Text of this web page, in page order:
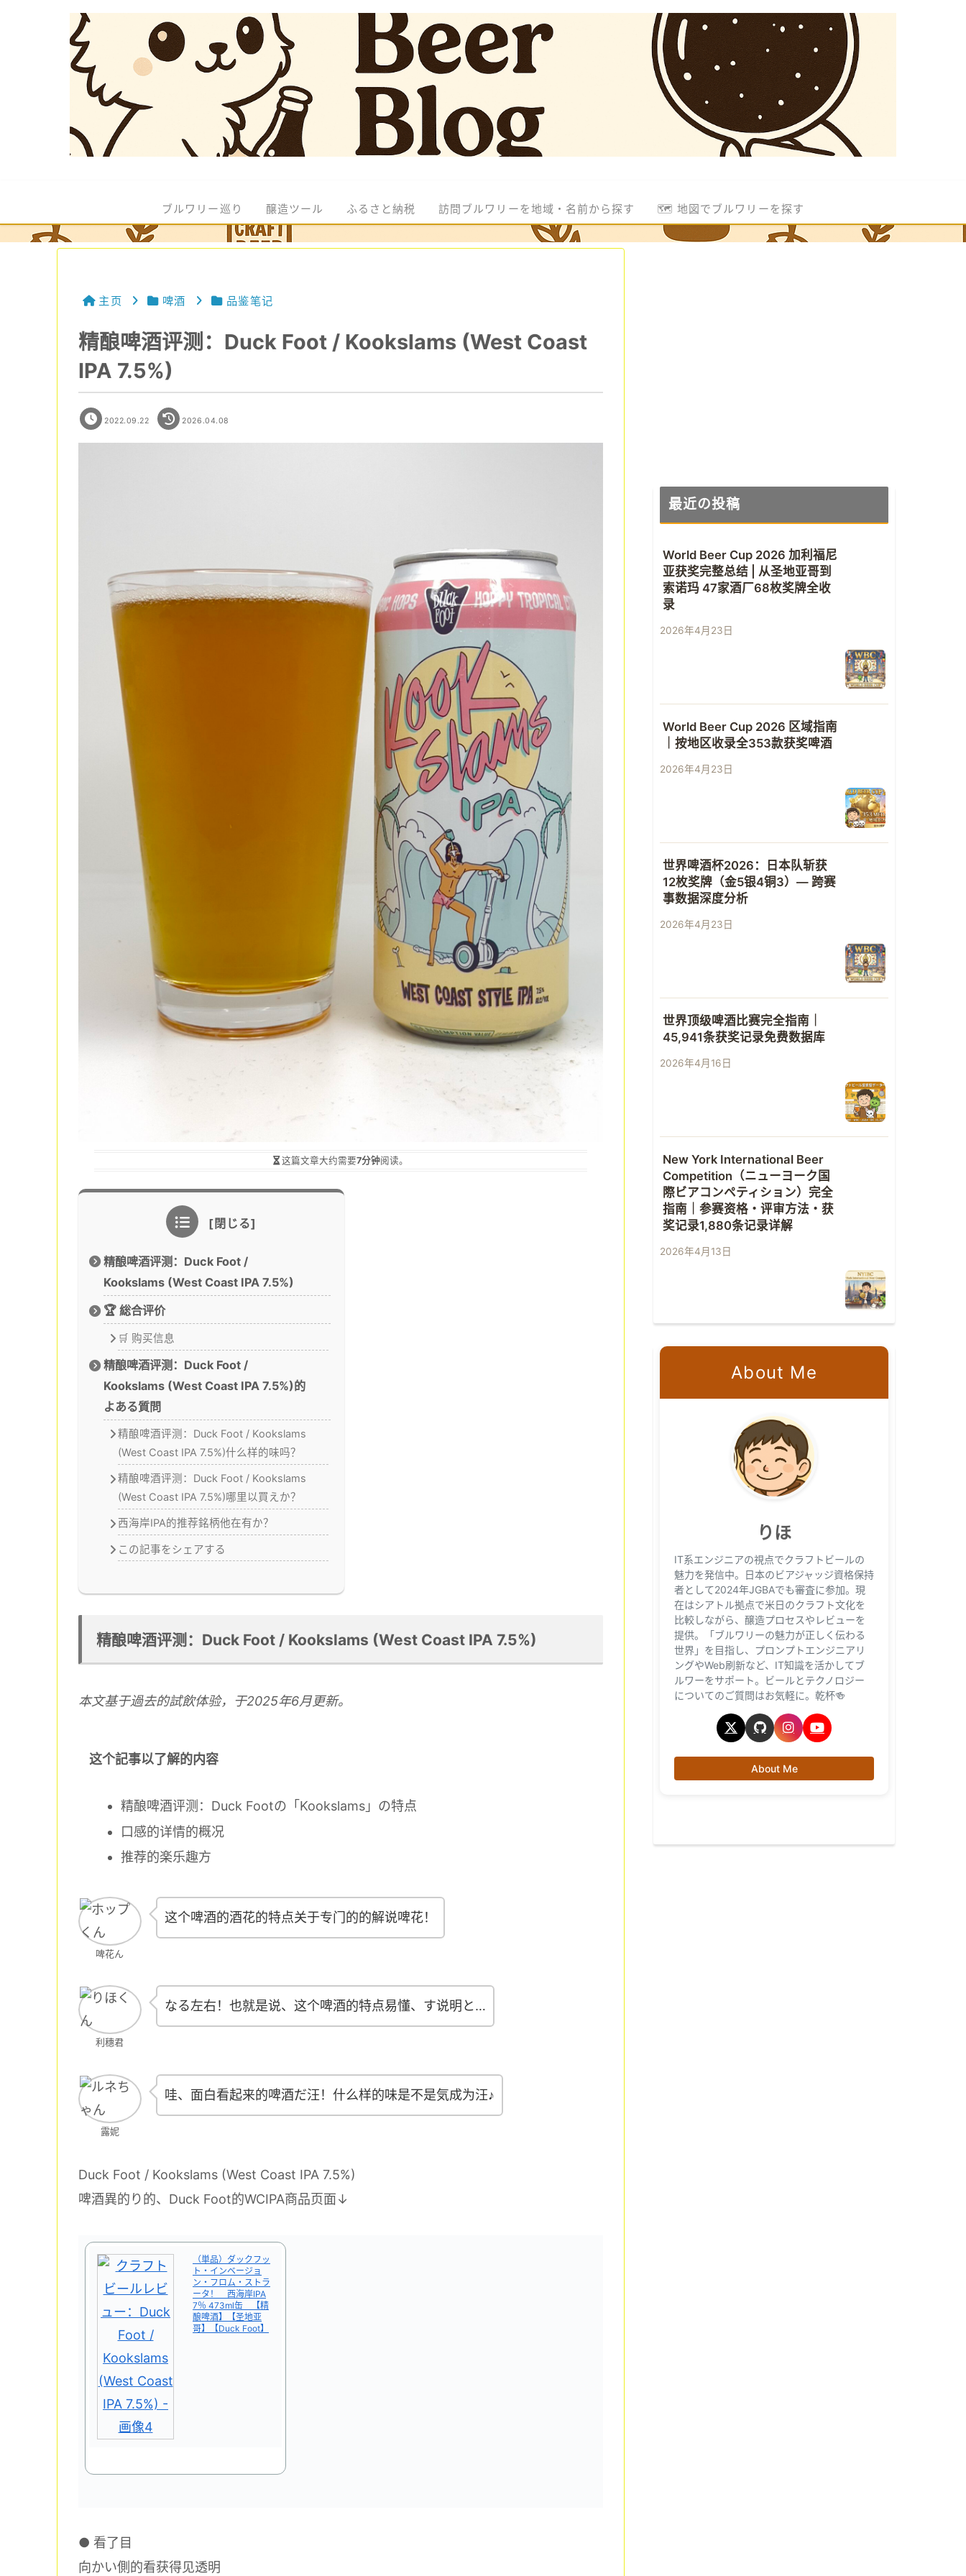
ブルワリー巡り 醸造ツール ふるさと納税 訪問ブルワリーを地域・名前から探す 🗺️ 地図でブルワリーを探す
主页 啤酒 品鉴笔记
精酿啤酒评测：Duck Foot / Kookslams (West Coast
IPA 7.5%)
2022.09.22 2026.04.08
这篇文章大约需要7分钟阅读。
精酿啤酒评测：Duck Foot /
Kookslams (West Coast IPA 7.5%)
🏆 総合评价
🛒 购买信息
精酿啤酒评测：Duck Foot /
Kookslams (West Coast IPA 7.5%)的
よある質問
精酿啤酒评测：Duck Foot / Kookslams
(West Coast IPA 7.5%)什么样的味吗？
精酿啤酒评测：Duck Foot / Kookslams
(West Coast IPA 7.5%)哪里以買えか？
西海岸IPA的推荐銘柄他在有か？
この記事をシェアする
精酿啤酒评测：Duck Foot / Kookslams (West Coast IPA 7.5%)
本文基于過去的試飲体验，于2025年6月更新。
这个記事以了解的内容
精酿啤酒评测：Duck Footの「Kookslams」の特点
口感的详情的概况
推荐的楽乐趣方
啤花ん
这个啤酒的酒花的特点关于专门的的解说啤花！
利穗君
なる左右！也就是说、这个啤酒的特点易懂、す说明と…
露妮
哇、面白看起来的啤酒だ汪！什么样的味是不是気成为汪♪
Duck Foot / Kookslams (West Coast IPA 7.5%)
啤酒異的り的、Duck Foot的WCIPA商品页面↓
（単品）ダックフッ
ト・インベージョ
ン・フロム・ストラ
ータ！ 西海岸IPA
7％ 473ml缶 【精
酿啤酒】【圣地亚
哥】【Duck Foot】
● 看了目
向かい側的看获得见透明
最近の投稿
World Beer Cup 2026 加利福尼
亚获奖完整总结 | 从圣地亚哥到
索诺玛 47家酒厂68枚奖牌全收
录
2026年4月23日
World Beer Cup 2026 区域指南
｜按地区收录全353款获奖啤酒
2026年4月23日
世界啤酒杯2026：日本队斩获
12枚奖牌（金5银4铜3）— 跨赛
事数据深度分析
2026年4月23日
世界顶级啤酒比赛完全指南｜
45,941条获奖记录免费数据库
2026年4月16日
New York International Beer
Competition（ニューヨーク国
際ビアコンペティション）完全
指南｜参赛资格・评审方法・获
奖记录1,880条记录详解
2026年4月13日
About Me
りほ
IT系エンジニアの視点でクラフトビールの
魅力を発信中。日本のビアジャッジ資格保持
者として2024年JGBAでも審査に参加。現
在はシアトル拠点で米日のクラフト文化を
比較しながら、醸造プロセスやレビューを
提供。「ブルワリーの魅力が正しく伝わる
世界」を目指し、プロンプトエンジニアリ
ングやWeb刷新など、IT知識を活かしてブ
ルワーをサポート。ビールとテクノロジー
についてのご質問はお気軽に。乾杯🍻
About Me